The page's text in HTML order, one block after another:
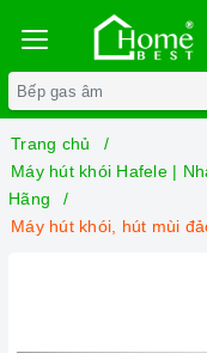
Trang chủ
Máy hút khói Hafele |
Hãng
Máy hút khói, hút mùi